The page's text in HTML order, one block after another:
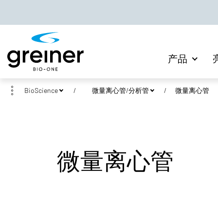
产品
BioScience 微量离心管/分析管 微量离心管
微量离心管